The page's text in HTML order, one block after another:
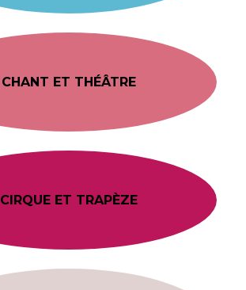
CHANT ET THÉÂTRE
CIRQUE ET TRAPÈZE